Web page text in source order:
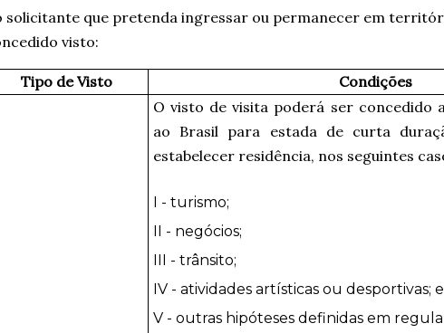
solicitante que pretenda ingressar ou permanecer em
visto:
Tipo de Visto Condições
O visto de visita poderá ser concedido
ao Brasil para estada de curta
estabelecer residência, nos seguintes
I - turismo;
II - negócios;
III - trânsito;
IV - atividades artísticas ou desportivas; e
V - outras hipóteses definidas em